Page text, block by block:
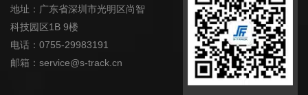
地址：广东省深圳市光明区尚智
科技园区1B 9楼
电话：0755-29983191
邮箱：service@s-track.cn